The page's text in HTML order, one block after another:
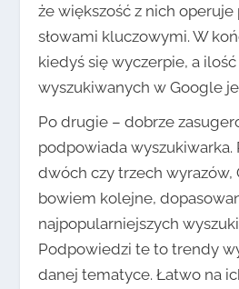
że większość z nich
słowami kluczowymi. W
kiedyś się wyczerpie, a
wyszukiwanych w Google
Po drugie – dobrze
podpowiada wyszukiwarka.
dwóch czy trzech wyrazów,
bowiem kolejne,
najpopularniejszych
Podpowiedzi te to trendy
danej tematyce. Łatwo na